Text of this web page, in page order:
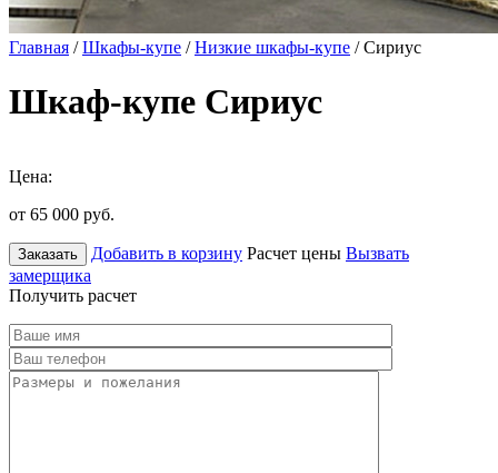
Главная /Шкафы-купе /Низкие шкафы-купе / Сириус
Шкаф-купе Сириус
Цена:
от 65 000 руб.
Заказать Добавить в корзину Расчет цены Вызвать
замерщика
Получить расчет